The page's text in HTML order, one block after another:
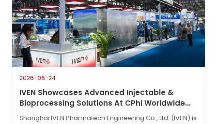
2026-06-24
IVEN Showcases Advanced Injectable &
Bioprocessing Solutions At CPhI Worldwide
2026
Shanghai IVEN Pharmatech Engineering Co., Ltd. (IVEN) is